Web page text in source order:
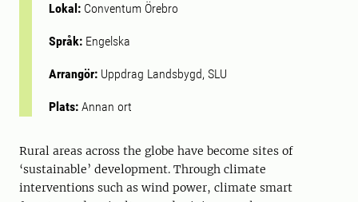
Lokal: Conventum Örebro
Språk: Engelska
Arrangör: Uppdrag Landsbygd, SLU
Plats: Annan ort
Rural areas across the globe have become sites of
‘sustainable’ development. Through climate
interventions such as wind power, climate smart